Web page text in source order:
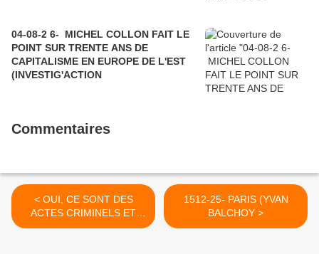
04-08-2 6- MICHEL COLLON FAIT LE
POINT SUR TRENTE ANS DE
CAPITALISME EN EUROPE DE L'EST
(INVESTIG'ACTION
Commentaires
< OUI, CE SONT DES
ACTES CRIMINELS ET
REPUGNANTS,
1512-25- PARIS (YVAN
BALCHOY >